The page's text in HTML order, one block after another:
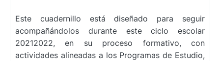
Este cuadernillo está diseñado para seguir
acompañándolos durante este ciclo escolar
20212022,en su proceso formativo, con
actividades alineadas a los Programas de Estudio,